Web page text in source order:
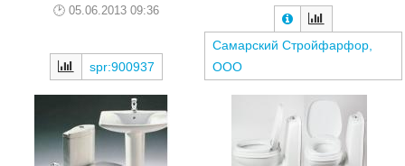
05.06.2013 09:36
spr:900937
Самарский Cтройфарфор,
ООО